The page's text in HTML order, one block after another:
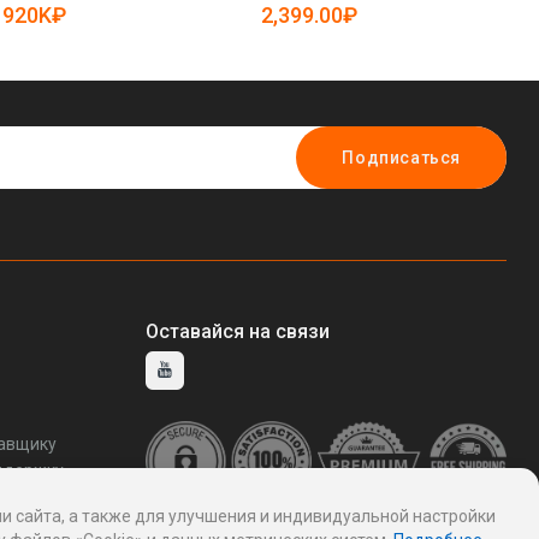
920K₽
колесами (арт. 25-19082579)
2,399.00₽
Подписаться
Оставайся на связи
а также для улучшения и индивидуальной настройки